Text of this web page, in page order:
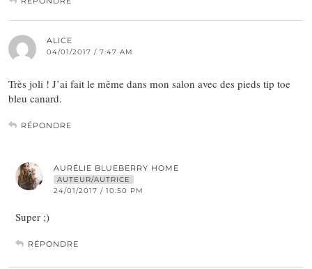
ALICE
04/01/2017 / 7:47 AM
Très joli ! J’ai fait le même dans mon salon avec des pieds tip toe
bleu canard.
RÉPONDRE
AURÉLIE BLUEBERRY HOME
AUTEUR/AUTRICE
24/01/2017 / 10:50 PM
Super ;)
RÉPONDRE